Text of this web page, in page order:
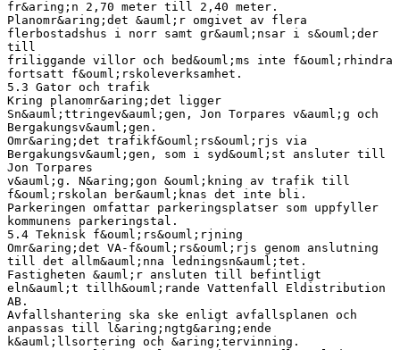
fr&aring;n 2,70 meter till 2,40 meter.
Planomr&aring;det &auml;r omgivet av flera
flerbostadshus i norr samt gr&auml;nsar i s&ouml;der
till
friliggande villor och bed&ouml;ms inte f&ouml;rhindra
fortsatt f&ouml;rskoleverksamhet.
5.3 Gator och trafik
Kring planomr&aring;det ligger
Sn&auml;ttringev&auml;gen, Jon Torpares v&auml;g och
Bergakungsv&auml;gen.
Omr&aring;det trafikf&ouml;rs&ouml;rjs via
Bergakungsv&auml;gen, som i syd&ouml;st ansluter till
Jon Torpares
v&auml;g. N&aring;gon &ouml;kning av trafik till
f&ouml;rskolan ber&auml;knas det inte bli.
Parkeringen omfattar parkeringsplatser som uppfyller
kommunens parkeringstal.
5.4 Teknisk f&ouml;rs&ouml;rjning
Omr&aring;det VA-f&ouml;rs&ouml;rjs genom anslutning
till det allm&auml;nna ledningsn&auml;tet.
Fastigheten &auml;r ansluten till befintligt
eln&auml;t tillh&ouml;rande Vattenfall Eldistribution
AB.
Avfallshantering ska ske enligt avfallsplanen och
anpassas till l&aring;ngtg&aring;ende
k&auml;llsortering och &aring;tervinning.